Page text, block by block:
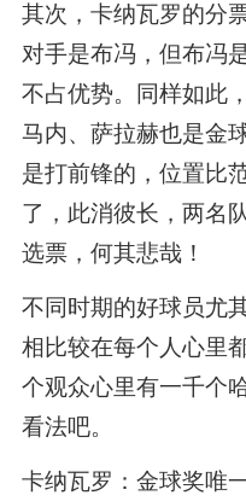
其次，卡纳瓦罗的分
对手是布冯，但布冯
不占优势。同样如此
马内、萨拉赫也是金
是打前锋的，位置比
了，此消彼长，两名
选票，何其悲哉！
不同时期的好球员尤
相比较在每个人心里
个观众心里有一千个
看法吧。
卡纳瓦罗：金球奖唯